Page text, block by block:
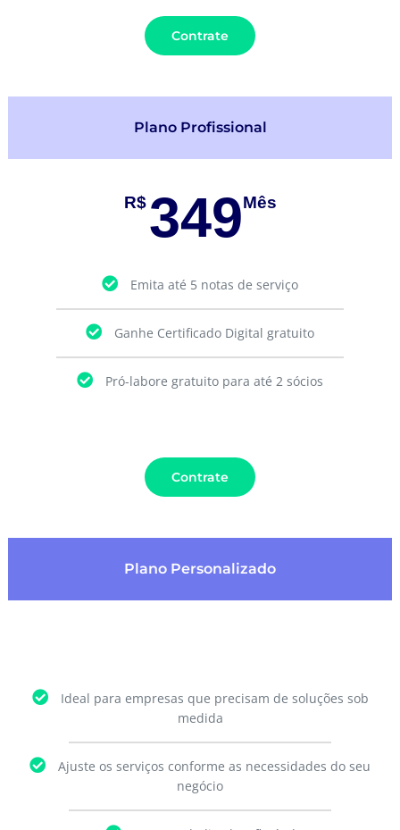
Contrate
Plano Profissional
R$ 349Mês
Emita até 5 notas de serviço
Ganhe Certificado Digital gratuito
Pró-labore gratuito para até 2 sócios
Contrate
Plano Personalizado
Ideal para empresas que precisam de soluções sob
medida
Ajuste os serviços conforme as necessidades do seu
negócio